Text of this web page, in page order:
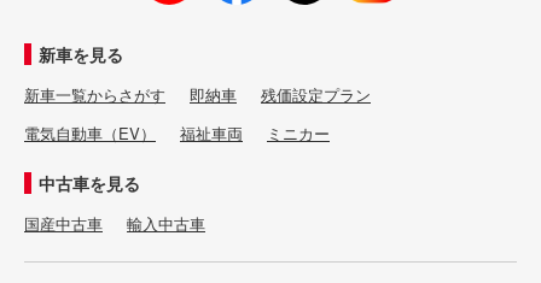
新車を見る
新車一覧からさがす 即納車
残価設定プラン
電気自動車（EV）
福祉車両 ミニカー
中古車を見る
国産中古車 輸入中古車